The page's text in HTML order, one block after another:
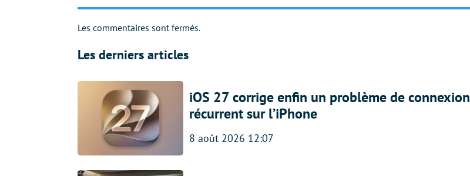
Les commentaires sont fermés.
Les derniers articles
iOS 27 corrige enfin un problème de connexion
récurrent sur l’iPhone
8 août 2026 12:07